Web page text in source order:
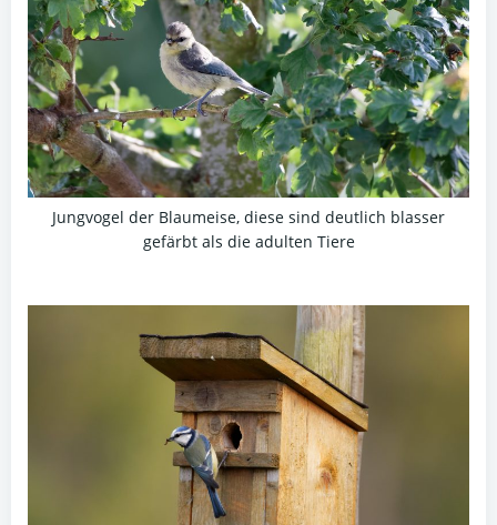
Jungvogel der Blaumeise, diese sind deutlich blasser
gefärbt als die adulten Tiere